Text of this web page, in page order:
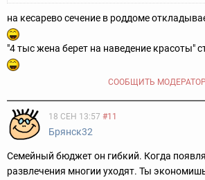
на кесарево сечение в роддоме
"4 тыс жена берет на наведение красоты"
СООБЩИТЬ
18 СЕН 13:57 #11
Брянск32
Семейный бюджет он гибкий. Когда
развлечения многии уходят. Ты